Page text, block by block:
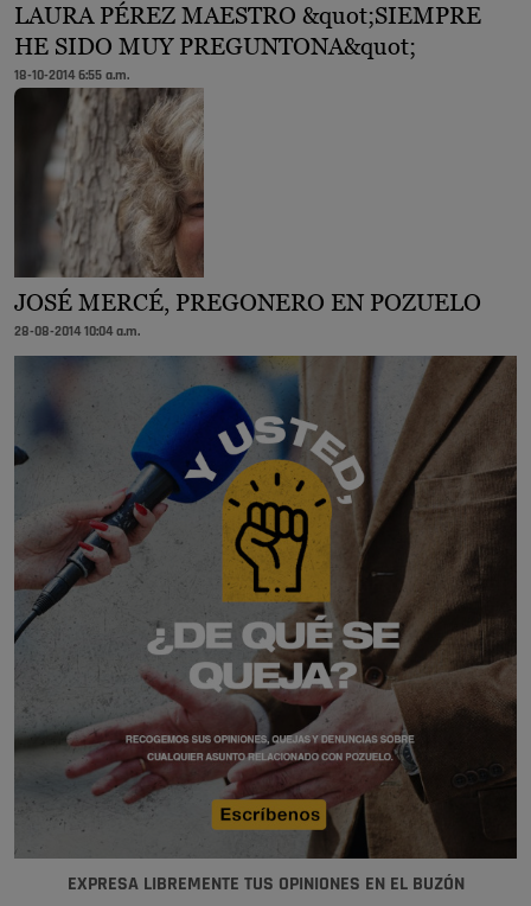
LAURA PÉREZ MAESTRO &quot;SIEMPRE
HE SIDO MUY PREGUNTONA&quot;
18-10-2014 6:55 a.m.
JOSÉ MERCÉ, PREGONERO EN POZUELO
28-08-2014 10:04 a.m.
EXPRESA LIBREMENTE TUS OPINIONES EN EL BUZÓN